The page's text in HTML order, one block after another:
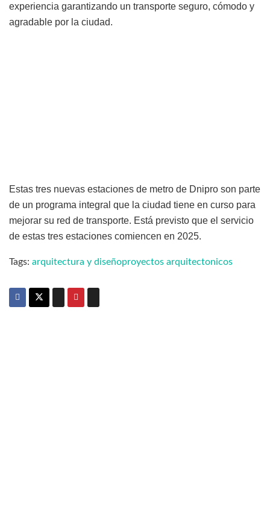
experiencia garantizando un transporte seguro, cómodo y
agradable por la ciudad.
Estas tres nuevas estaciones de metro de Dnipro son parte
de un programa integral que la ciudad tiene en curso para
mejorar su red de transporte. Está previsto que el servicio
de estas tres estaciones comiencen en 2025.
Tags: arquitectura y diseñoproyectos arquitectonicos